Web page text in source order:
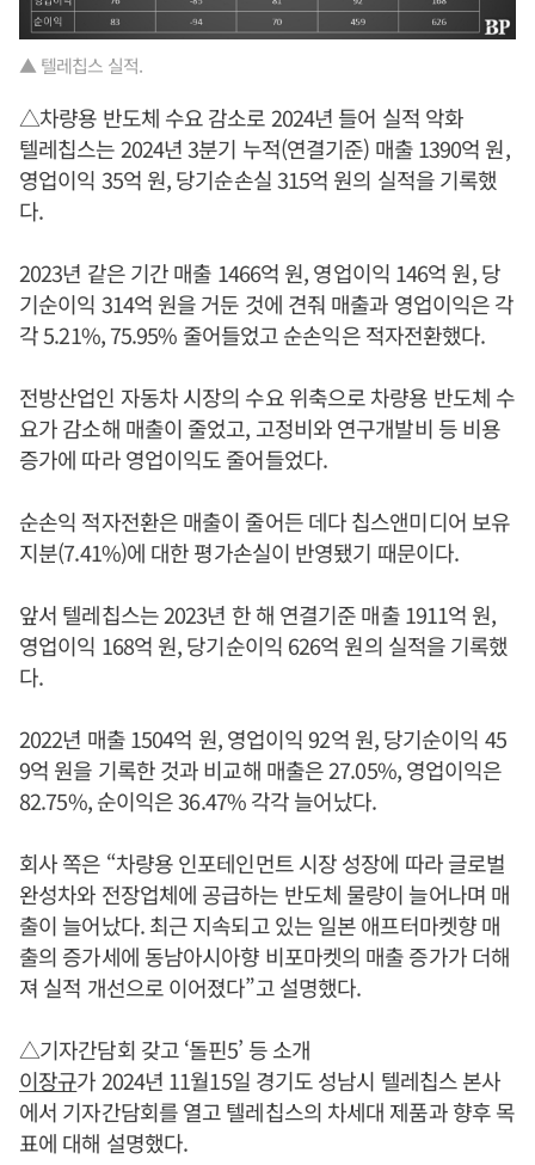
▲ 텔레칩스 실적.
△차량용 반도체 수요 감소로 2024년 들어 실적 악화
텔레칩스는 2024년 3분기 누적(연결기준) 매출 1390억 원,
영업이익 35억 원, 당기순손실 315억 원의 실적을 기록했
다.
2023년 같은 기간 매출 1466억 원, 영업이익 146억 원, 당
기순이익 314억 원을 거둔 것에 견줘 매출과 영업이익은 각
각 5.21%, 75.95% 줄어들었고 순손익은 적자전환했다.
전방산업인 자동차 시장의 수요 위축으로 차량용 반도체 수
요가 감소해 매출이 줄었고, 고정비와 연구개발비 등 비용
증가에 따라 영업이익도 줄어들었다.
순손익 적자전환은 매출이 줄어든 데다 칩스앤미디어 보유
지분(7.41%)에 대한 평가손실이 반영됐기 때문이다.
앞서 텔레칩스는 2023년 한 해 연결기준 매출 1911억 원,
영업이익 168억 원, 당기순이익 626억 원의 실적을 기록했
다.
2022년 매출 1504억 원, 영업이익 92억 원, 당기순이익 45
9억 원을 기록한 것과 비교해 매출은 27.05%, 영업이익은
82.75%, 순이익은 36.47% 각각 늘어났다.
회사 쪽은 “차량용 인포테인먼트 시장 성장에 따라 글로벌
완성차와 전장업체에 공급하는 반도체 물량이 늘어나며 매
출이 늘어났다. 최근 지속되고 있는 일본 애프터마켓향 매
출의 증가세에 동남아시아향 비포마켓의 매출 증가가 더해
져 실적 개선으로 이어졌다”고 설명했다.
△기자간담회 갖고 ‘돌핀5’ 등 소개
이장규가 2024년 11월15일 경기도 성남시 텔레칩스 본사
에서 기자간담회를 열고 텔레칩스의 차세대 제품과 향후 목
표에 대해 설명했다.